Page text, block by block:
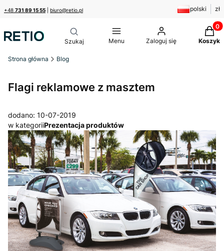
+48 731 89 15 55 biuro@retio.pl polski zł
Menu Zaloguj się Koszyk
Strona główna Blog
Flagi reklamowe z masztem
dodano: 10-07-2019
w kategoriiPrezentacja produktów